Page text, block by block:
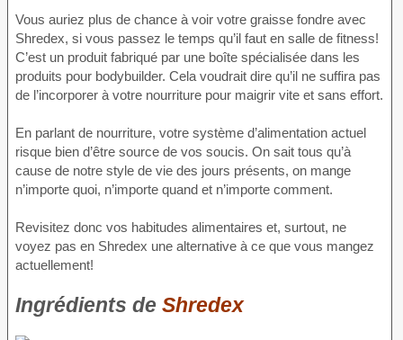
Vous auriez plus de chance à voir votre graisse fondre avec
Shredex, si vous passez le temps qu’il faut en salle de fitness!
C’est un produit fabriqué par une boîte spécialisée dans les
produits pour bodybuilder. Cela voudrait dire qu’il ne suffira pas
de l’incorporer à votre nourriture pour maigrir vite et sans effort.
En parlant de nourriture, votre système d’alimentation actuel
risque bien d’être source de vos soucis. On sait tous qu’à
cause de notre style de vie des jours présents, on mange
n’importe quoi, n’importe quand et n’importe comment.
Revisitez donc vos habitudes alimentaires et, surtout, ne
voyez pas en Shredex une alternative à ce que vous mangez
actuellement!
Ingrédients de Shredex